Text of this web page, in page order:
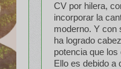
CV por hilera,
incorporar la
moderno. Y con
ha logrado
potencia que
Ello es debido a